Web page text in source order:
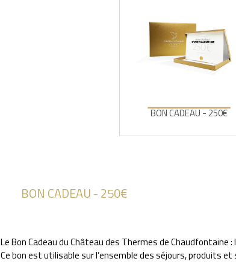
BON CADEAU - 250€
BON CADEAU - 250€
Le Bon Cadeau du Château des Thermes de Chaudfontaine
Ce bon est utilisable sur l’ensemble des séjours, produits